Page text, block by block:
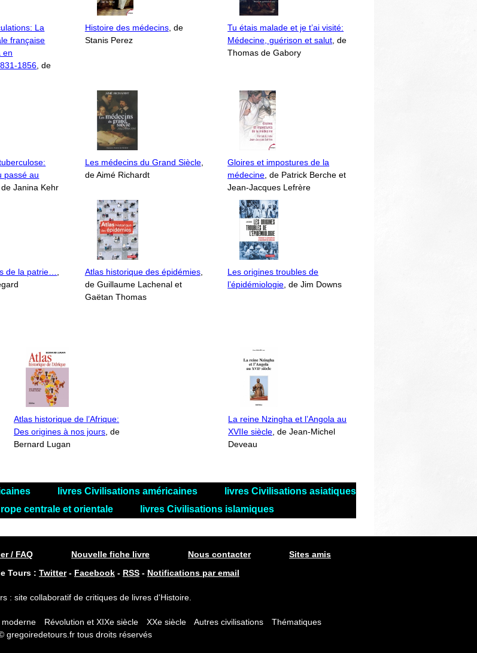
La
française
en
1856, de
Histoire des médecins, de
Stanis Perez
Tu étais malade et je t’ai visité:
Médecine, guérison et salut, de
Thomas de Gabory
passé au
de Janina Kehr
Les médecins du Grand Siècle,
de Aimé Richardt
Gloires et impostures de la
médecine, de Patrick Berche et
Jean-Jacques Lefrère
de la patrie…,
Atlas historique des épidémies,
de Guillaume Lachenal et
Gaëtan Thomas
Les origines troubles de
l’épidémiologie, de Jim Downs
Atlas historique de l’Afrique:
Des origines à nos jours, de
Bernard Lugan
La reine Nzingha et l’Angola au
XVIIe siècle, de Jean-Michel
Deveau
livres Civilisations américaines
livres Civilisations asiatiques
centrale et orientale
livres Civilisations islamiques
/ FAQ Nouvelle fiche livre Nous contacter
Sites amis
Tours : Twitter- Facebook - RSS - Notifications par email
: site collaboratif de critiques de livres d'Histoire.
moderne Révolution et XIXe siècle XXe siècle Autres civilisations
Thématiques
gregoiredetours.fr tous droits réservés